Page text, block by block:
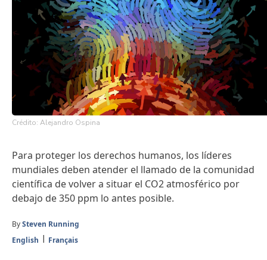
Crédito: Alejandro Ospina
Para proteger los derechos humanos, los líderes
mundiales deben atender el llamado de la comunidad
científica de volver a situar el CO2 atmosférico por
debajo de 350 ppm lo antes posible.
BySteven Running
English
Français